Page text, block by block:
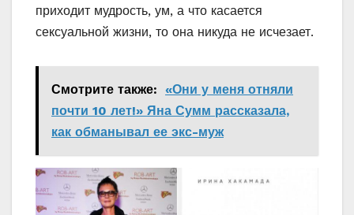
приходит мудрость, ум, а что касается
сексуальной жизни, то она никуда не исчезает.
Смотрите также: «Они у меня отняли
почти 10 лет!» Яна Сумм рассказала,
как обманывал ее экс-муж